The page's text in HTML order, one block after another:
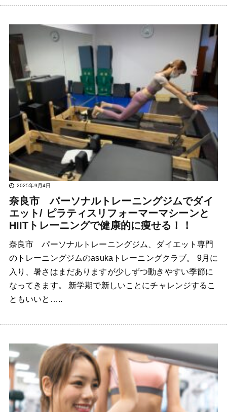
2025年9月4日
奈良市 パーソナルトレーニングジムでダイ
エット/ ピラティスリフォーマーマシーンと
HIITトレーニングで健康的に痩せる！！
奈良市 パーソナルトレーニングジム、ダイエット専門
のトレーニングジムのasukaトレーニングクラブ。 9月に
入り、暑さはまだありますが少しずつ動きやすい季節に
なってきます。 新学期で新しいことにチャレンジするこ
ともいいと…..